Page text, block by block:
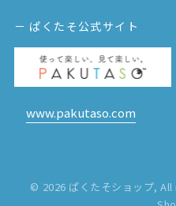
－ ぱくたそ公式サイト
www.pakutaso.com
© 2026 ぱくたそショップ,